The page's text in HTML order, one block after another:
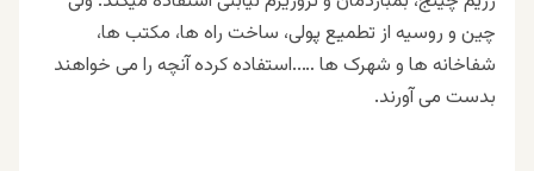
چین و روسیه از تطمیع پولی، ساخت راه ها، مکتب ها،
شفاخانه ها و شهرک ها …..استفاده کرده آنچه را می خواهند
بدست می آورند.